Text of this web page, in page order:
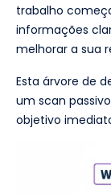
trabalho
informações
melhorar a sua
Esta árvore de
um scan
objetivo